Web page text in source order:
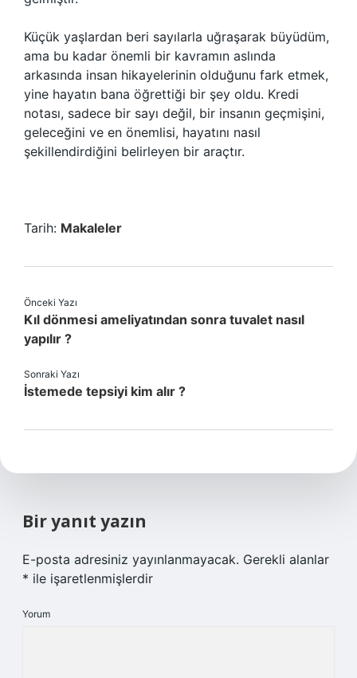
Küçük yaşlardan beri sayılarla uğraşarak büyüdüm,
ama bu kadar önemli bir kavramın aslında
arkasında insan hikayelerinin olduğunu fark etmek,
yine hayatın bana öğrettiği bir şey oldu. Kredi
notası, sadece bir sayı değil, bir insanın geçmişini,
geleceğini ve en önemlisi, hayatını nasıl
şekillendirdiğini belirleyen bir araçtır.
Tarih: Makaleler
Önceki Yazı
Kıl dönmesi ameliyatından sonra tuvalet nasıl
yapılır ?
Sonraki Yazı
İstemede tepsiyi kim alır ?
Bir yanıt yazın
E-posta adresiniz yayınlanmayacak. Gerekli alanlar
* ile işaretlenmişlerdir
Yorum